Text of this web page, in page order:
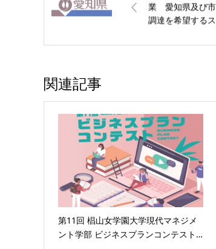
業 愛知県及び
調達を希望する
関連記事
第11回 椙山女学園大学現代マネジメ
ント学部 ビジネスプランコンテスト…